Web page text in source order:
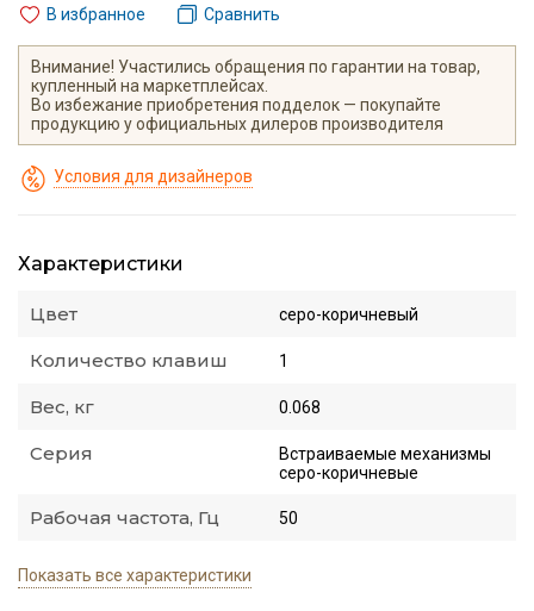
В избранное Сравнить
Внимание! Участились обращения по гарантии на товар,
купленный на маркетплейсах.
Во избежание приобретения подделок — покупайте
продукцию у официальных дилеров производителя
Условия для дизайнеров
Характеристики
Цвет серо-коричневый
Количество клавиш 1
Вес, кг 0.068
Серия
Встраиваемые механизмы
серо-коричневые
Рабочая частота, Гц 50
Показать все характеристики